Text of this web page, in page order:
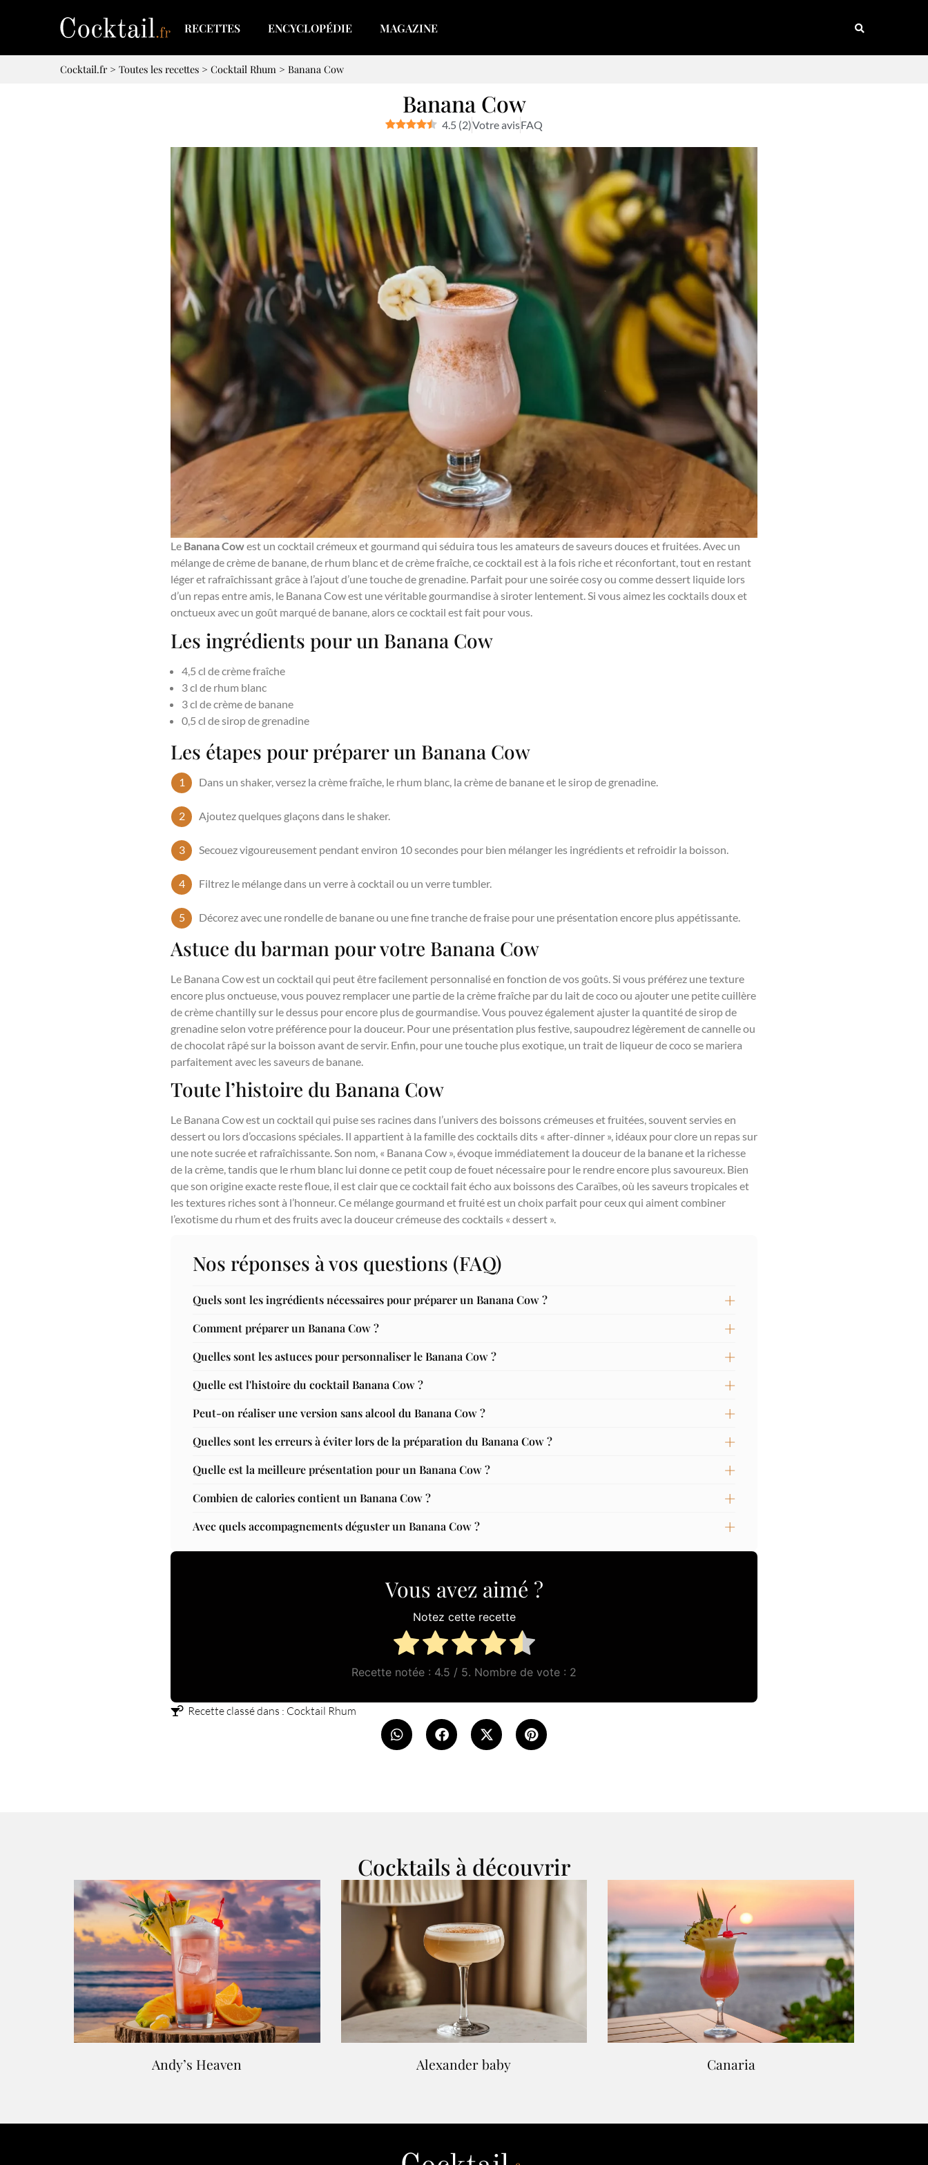
RECETTES ENCYCLOPÉDIE MAGAZINE
Cocktail.fr> Toutes les recettes > Cocktail Rhum > Banana Cow
Banana Cow
4.5 (2)Votre avisFAQ
Le Banana Cowest un cocktail crémeux et gourmand qui séduira tous les amateurs de saveurs douces et fruitées. Avec un
mélange de crème de banane, de rhum blanc et de crème fraîche, ce cocktail est à la fois riche et réconfortant, tout en restant
léger et rafraîchissant grâce à l’ajout d’une touche de grenadine. Parfait pour une soirée cosy ou comme dessert liquide lors
d’un repas entre amis, le Banana Cow est une véritable gourmandise à siroter lentement. Si vous aimez les cocktails doux et
onctueux avec un goût marqué de banane, alors ce cocktail est fait pour vous.
Les ingrédients pour un Banana Cow
4,5 cl de crème fraîche
3 cl de rhum blanc
3 cl de crème de banane
0,5 cl de sirop de grenadine
Les étapes pour préparer un Banana Cow
Dans un shaker, versez la crème fraîche, le rhum blanc, la crème de banane et le sirop de grenadine.
Ajoutez quelques glaçons dans le shaker.
Secouez vigoureusement pendant environ 10 secondes pour bien mélanger les ingrédients et refroidir la boisson.
Filtrez le mélange dans un verre à cocktail ou un verre tumbler.
Décorez avec une rondelle de banane ou une fine tranche de fraise pour une présentation encore plus appétissante.
Astuce du barman pour votre Banana Cow
Le Banana Cow est un cocktail qui peut être facilement personnalisé en fonction de vos goûts. Si vous préférez une texture
encore plus onctueuse, vous pouvez remplacer une partie de la crème fraîche par du lait de coco ou ajouter une petite cuillère
de crème chantilly sur le dessus pour encore plus de gourmandise. Vous pouvez également ajuster la quantité de sirop de
grenadine selon votre préférence pour la douceur. Pour une présentation plus festive, saupoudrez légèrement de cannelle ou
de chocolat râpé sur la boisson avant de servir. Enfin, pour une touche plus exotique, un trait de liqueur de coco se mariera
parfaitement avec les saveurs de banane.
Toute l’histoire du Banana Cow
Le Banana Cow est un cocktail qui puise ses racines dans l’univers des boissons crémeuses et fruitées, souvent servies en
dessert ou lors d’occasions spéciales. Il appartient à la famille des cocktails dits « after-dinner », idéaux pour clore un repas sur
une note sucrée et rafraîchissante. Son nom, « Banana Cow », évoque immédiatement la douceur de la banane et la richesse
de la crème, tandis que le rhum blanc lui donne ce petit coup de fouet nécessaire pour le rendre encore plus savoureux. Bien
que son origine exacte reste floue, il est clair que ce cocktail fait écho aux boissons des Caraïbes, où les saveurs tropicales et
les textures riches sont à l’honneur. Ce mélange gourmand et fruité est un choix parfait pour ceux qui aiment combiner
l’exotisme du rhum et des fruits avec la douceur crémeuse des cocktails « dessert ».
Nos réponses à vos questions (FAQ)
Quels sont les ingrédients nécessaires pour préparer un Banana Cow ?
Comment préparer un Banana Cow ?
Quelles sont les astuces pour personnaliser le Banana Cow ?
Quelle est l'histoire du cocktail Banana Cow ?
Peut-on réaliser une version sans alcool du Banana Cow ?
Quelles sont les erreurs à éviter lors de la préparation du Banana Cow ?
Quelle est la meilleure présentation pour un Banana Cow ?
Combien de calories contient un Banana Cow ?
Avec quels accompagnements déguster un Banana Cow ?
Vous avez aimé ?
Notez cette recette
Recette notée : 4.5 / 5. Nombre de vote : 2
Recette classé dans : Cocktail Rhum
Cocktails à découvrir
Andy’s Heaven Alexander baby Canaria